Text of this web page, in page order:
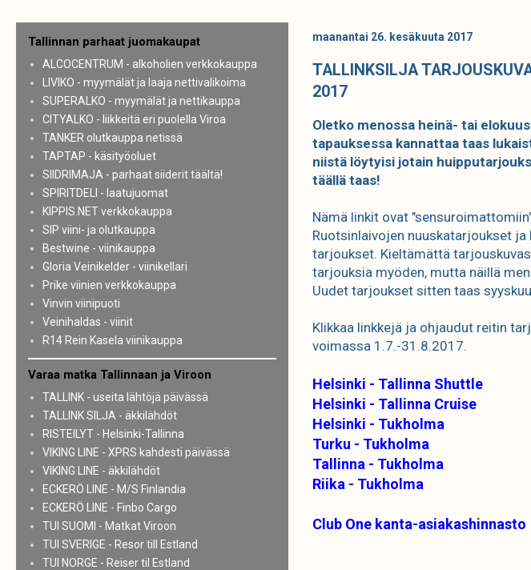
maanantai 26. kesäkuuta 2017
TALLINKSILJA
2017
Oletko menossa heinä- tai
tapauksessa kannattaa taas
niistä löytyisi jotain
täällä taas!
Nämä linkit ovat
Ruotsinlaivojen nuuskatarjoukset
tarjoukset. Kieltämättä
tarjouksia myöden, mutta näillä
Uudet tarjoukset sitten taas
Klikkaa linkkejä ja ohjaudut reitin
voimassa 1.7.-31.8.2017.
Helsinki - Tallinna Shuttle
Helsinki - Tallinna Cruise
Helsinki - Tukholma
Turku - Tukholma
Tallinna - Tukholma
Riika - Tukholma
Club One kanta-asiakashinnasto
Tallinnan parhaat juomakaupat
ALCOCENTRUM - alkoholien verkkokauppa
LIVIKO - myymälät ja laaja nettivalikoima
SUPERALKO - myymälät ja nettikauppa
CITYALKO - liikkeitä eri puolella Viroa
TANKER olutkauppa netissä
TAPTAP - käsityöoluet
SIIDRIMAJA - parhaat siiderit täältä!
SPIRITDELI - laatujuomat
KIPPIS.NET verkkokauppa
SIP viini- ja olutkauppa
Bestwine - viinikauppa
Gloria Veinikelder - viinikellari
Prike viinien verkkokauppa
Vinvin viinipuoti
Veinihaldas - viinit
R14 Rein Kasela viinikauppa
Varaa matka Tallinnaan ja Viroon
TALLINK - useita lähtöjä päivässä
TALLINK SILJA - äkkilähdöt
RISTEILYT - Helsinki-Tallinna
VIKING LINE - XPRS kahdesti päivässä
VIKING LINE - äkkilähdöt
ECKERÖ LINE - M/S Finlandia
ECKERÖ LINE - Finbo Cargo
TUI SUOMI - Matkat Viroon
TUI SVERIGE - Resor till Estland
TUI NORGE - Reiser til Estland